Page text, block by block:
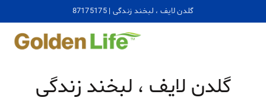
گلدن لایف ، لبخند زندگی | 87175175
گلدن لایف ، لبخند زندگی